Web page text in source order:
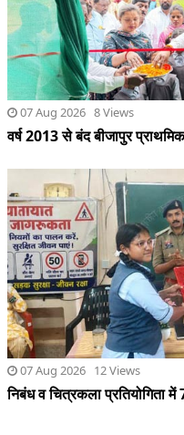
07 Aug 2026 8 Views
वर्ष 2013 से बंद बीजापुर
07 Aug 2026 12 Views
निबंध व चित्रकला प्रतियोगिता में